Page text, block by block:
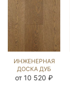
ИНЖЕНЕРНАЯ
ДОСКА ДУБ
СТРЕЙВУД
от 10 520 ₽